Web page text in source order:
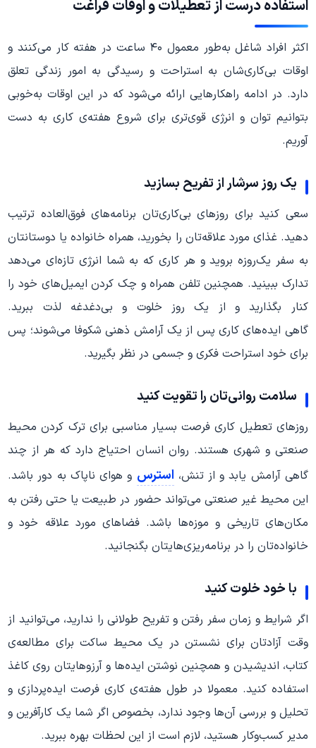
استفاده درست از تعطیلات و اوقات فراغت
اکثر افراد شاغل به‌طور معمول ۴۰ ساعت در هفته کار می‌کنند و
اوقات بی‌کاری‌شان به استراحت و رسیدگی به امور زندگی تعلق
دارد. در ادامه راهکارهایی ارائه می‌شود که در این اوقات به‌خوبی
بتوانیم توان و انرژی قوی‌تری برای شروع هفته‌‌ی کاری به دست
آوریم.
یک روز سرشار از تفریح بسازید
سعی کنید برای روزهای بی‌کاری‌تان برنامه‌های فوق‌العاده ترتیب
دهید. غذای مورد علاقه‌تان را بخورید، همراه خانواده یا دوستانتان
به سفر یک‌روزه بروید و هر کاری که به شما انرژی تازه‌ای می‌دهد
تدارک ببینید. همچنین تلفن همراه و چک کردن ایمیل‌های خود را
کنار بگذارید و از یک روز خلوت و بی‌دغدغه لذت ببرید.
گاهی ایده‌های کاری پس از یک آرامش ذهنی شکوفا می‌شوند؛ پس
برای خود استراحت فکری و جسمی در نظر بگیرید.
سلامت روانی‌تان را تقویت کنید
روزهای تعطیل کاری فرصت بسیار مناسبی برای ترک کردن محیط
صنعتی و شهری هستند. روان انسان احتیاج دارد که هر از چند
گاهی آرامش یابد و از تنش، استرس و هوای ناپاک به دور باشد.
این محیط غیر صنعتی می‌تواند حضور در طبیعت یا حتی رفتن به
مکان‌های تاریخی و موزه‌ها باشد. فضاهای مورد علاقه خود و
خانواده‌تان را در برنامه‌‌ریزی‌هایتان بگنجانید.
با خود خلوت کنید
اگر شرایط و زمان سفر رفتن و تفریح طولانی را ندارید، می‌توانید از
وقت آزادتان برای نشستن در یک محیط ساکت برای مطالعه‌ی
کتاب، اندیشیدن و همچنین نوشتن ایده‌ها و آرزوهایتان روی کاغذ
استفاده کنید. معمولا در طول هفته‌ی کاری فرصت ایده‌پردازی و
تحلیل و بررسی آن‌ها وجود ندارد، بخصوص اگر شما یک کارآفرین و
مدیر کسب‌وکار هستید، لازم است از این لحظات بهره ببرید.